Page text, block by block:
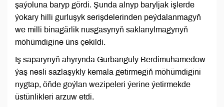
şaýoluna baryp gördi. Şunda alnyp baryljak işlerde
ýokary hilli gurluşyk serişdelerinden peýdalanmagyň
we milli binagärlik nusgasynyň saklanylmagynyň
möhümdigine üns çekildi.
Iş saparynyň ahyrynda Gurbanguly Berdimuhamedow
ýaş nesli sazlaşykly kemala getirmegiň möhümdigini
nygtap, öňde goýlan wezipeleri ýerine ýetirmekde
üstünlikleri arzuw etdi.